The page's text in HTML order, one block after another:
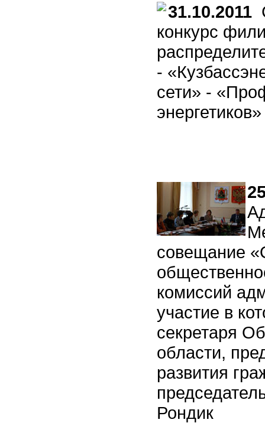
31.10.2011
конкурс
-
сети» -
совещание
комиссий
участие в
секретаря
области,
развития
Рондик